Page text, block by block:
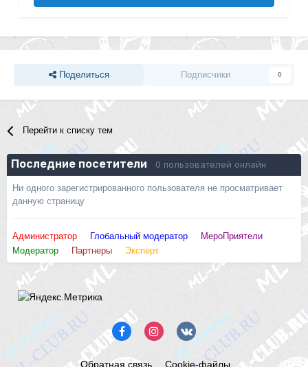
Поделиться Подписчики 0
Перейти к списку тем
Последние посетители 0 пользователей онлайн
Ни одного зарегистрированного пользователя не просматривает
данную страницу
Администратор Глобальный модератор
МероПриятели
Модератор
Партнеры Эксперт
Обратная связь Cookie-файлы